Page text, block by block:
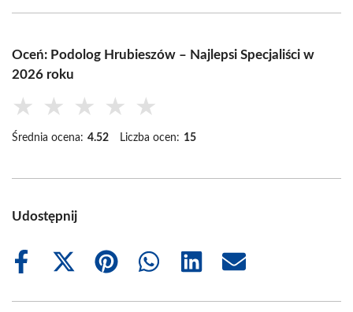
Oceń: Podolog Hrubieszów – Najlepsi Specjaliści w
2026 roku
★ ★ ★ ★ ★
Średnia ocena: 4.52 Liczba ocen: 15
Udostępnij
Share
Share
(Twitter)
Share
Share
Share
Share